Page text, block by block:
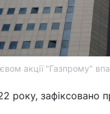
акції "Газпрому"
року, зафіксовано